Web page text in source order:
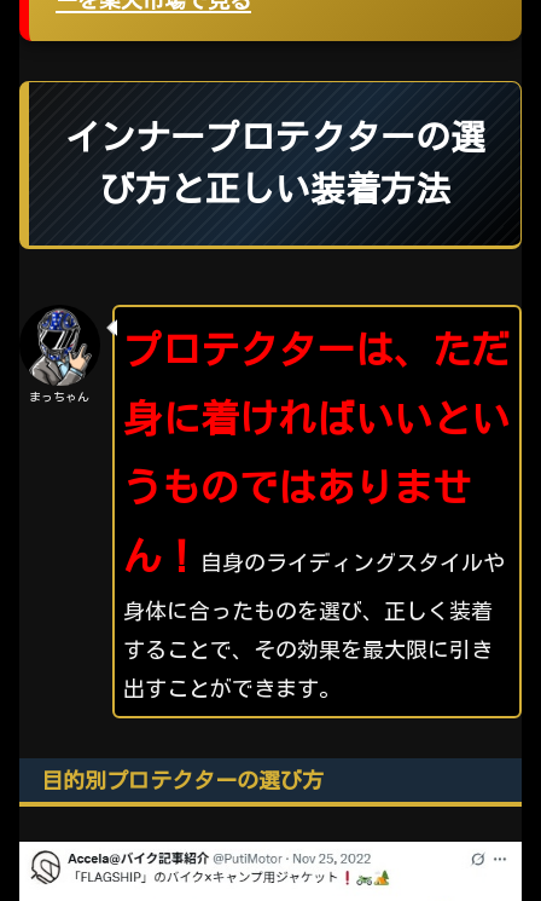
インナープロテクターの選
び方と正しい装着方法
まっちゃん
プロテクターは、ただ
身に着ければいいとい
うものではありませ
ん！
自身のライディングスタイルや
身体に合ったものを選び、正しく装着
することで、その効果を最大限に引き
出すことができます。
目的別プロテクターの選び方